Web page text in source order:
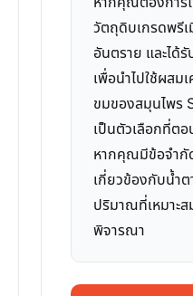
วัตถุดิบเกรดพรี
อันตราย และได้
เพื่อนำไปใช้ผสม
ขมของสมุนไพร
เป็นตัวเลือกที่ต
หากคุณมีข้อจำกั
เกี่ยวข้องกับน้ำต
ปริมาณที่เหมาะ
พิจารณา